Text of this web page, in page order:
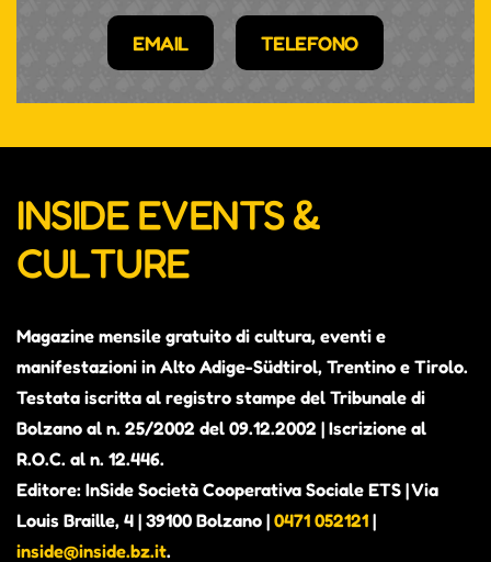
EMAIL TELEFONO
INSIDE EVENTS &
CULTURE
Magazine mensile gratuito di cultura, eventi e
manifestazioni in Alto Adige-Südtirol, Trentino e Tirolo.
Testata iscritta al registro stampe del Tribunale di
Bolzano al n. 25/2002 del 09.12.2002 | Iscrizione al
R.O.C. al n. 12.446.
Editore: InSide Società Cooperativa Sociale ETS | Via
Louis Braille, 4 | 39100 Bolzano | 0471 052121 |
inside@inside.bz.it.